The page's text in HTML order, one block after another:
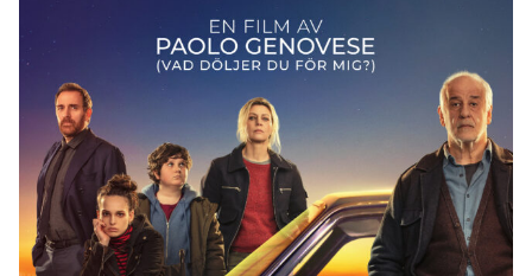
ett märkligt erbjudande. Han lovar att om han bara
får en vecka på sig så kommer han att tända deras
livsgnista på nytt. Och för att åstadkomma detta
lilla mirakel så börjar mannen med att ge dem en
glimt av hur världen skulle te sig om de inte längre
fanns.
En ny fascinerande film från regissören Paolo
Genovese. Regissören har tidigare gett oss
internationella storfilmer somAllt du önskar kan du